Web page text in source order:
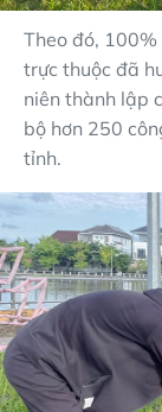
Theo đó,
trực thuộc đã
niên thành lập
bộ hơn 250
tỉnh.